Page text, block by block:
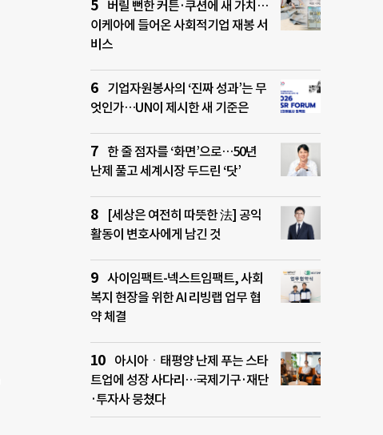
버릴 뻔한 커튼·쿠션에 새 가치…
이케아에 들어온 사회적기업 재봉 서
비스
기업자원봉사의 ‘진짜 성과’는 무
엇인가…UN이 제시한 새 기준은
한 줄 점자를 ‘화면’으로…50년
난제 풀고 세계시장 두드린 ‘닷’
[세상은 여전히 따뜻한 法] 공익
활동이 변호사에게 남긴 것
사이임팩트-넥스트임팩트, 사회
복지 현장을 위한 AI 리빙랩 업무 협
약 체결
아시아ㆍ태평양 난제 푸는 스타
트업에 성장 사다리…국제기구·재단
·투자사 뭉쳤다